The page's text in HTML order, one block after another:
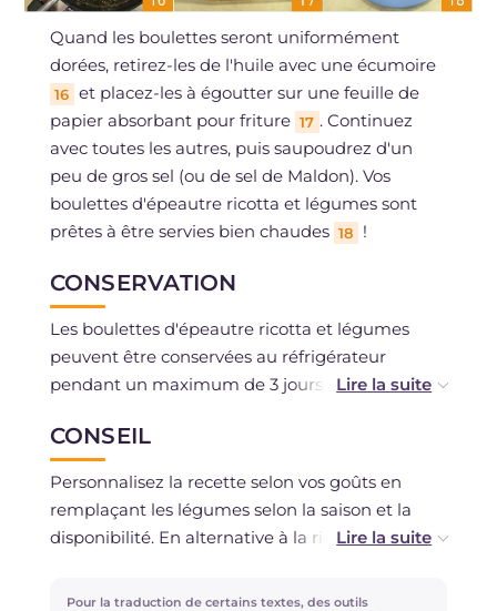
Quand les boulettes seront uniformément
dorées, retirez-les de l'huile avec une écumoire
16 et placez-les à égoutter sur une feuille de
papier absorbant pour friture 17 . Continuez
avec toutes les autres, puis saupoudrez d'un
peu de gros sel (ou de sel de Maldon). Vos
boulettes d'épeautre ricotta et légumes sont
prêtes à être servies bien chaudes 18 !
CONSERVATION
Les boulettes d'épeautre ricotta et légumes
peuvent être conservées au réfrigérateur
pendant un maximum de 3 jours. Il est
CONSEIL
Personnalisez la recette selon vos goûts en
remplaçant les légumes selon la saison et la
disponibilité. En alternative à la ricotta, vous
fromage à pâte molle. Si vous souhaitez une
Pour la traduction de certains textes, des outils